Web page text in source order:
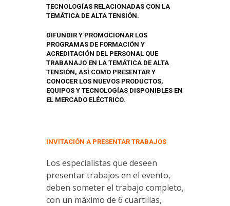
TECNOLOGÍAS RELACIONADAS CON LA
TEMÁTICA DE ALTA TENSIÓN.
DIFUNDIR Y PROMOCIONAR LOS
PROGRAMAS DE FORMACIÓN Y
ACREDITACIÓN DEL PERSONAL QUE
TRABANAJO EN LA TEMÁTICA DE ALTA
TENSIÓN, ASÍ COMO PRESENTAR Y
CONOCER LOS NUEVOS PRODUCTOS,
EQUIPOS Y TECNOLOGÍAS DISPONIBLES EN
EL MERCADO ELÉCTRICO.
INVITACIÓN A PRESENTAR TRABAJOS
Los especialistas que deseen
presentar trabajos en el evento,
deben someter el trabajo completo,
con un máximo de 6 cuartillas,